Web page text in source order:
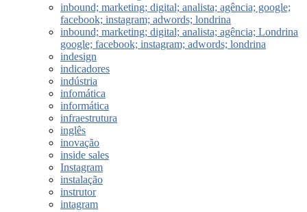
inbound; marketing; digital; analista; agência; google;
facebook; instagram; adwords; londrina
inbound; marketing; digital; analista; agência; Londrina
google; facebook; instagram; adwords; londrina
indesign
indicadores
indústria
infomática
informática
infraestrutura
inglês
inovação
inside sales
Instagram
instalação
instrutor
intagram